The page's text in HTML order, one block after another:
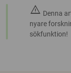
warning Denna
nyare
sökfunktion!